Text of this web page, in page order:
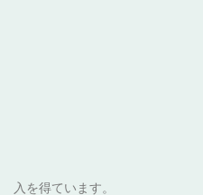
入を得ています。